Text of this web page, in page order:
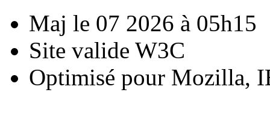
Maj le 07 2026 à 05h15
Site valide W3C
Optimisé pour Mozilla,